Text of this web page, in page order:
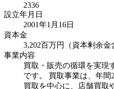
2336
設立年月日
2001年1月16日
資本金
3,202百万円（資本剰余金
事業内容
買取・販売の循環を実現
です。 買取事業は、年
買取を中心に、店舗買取